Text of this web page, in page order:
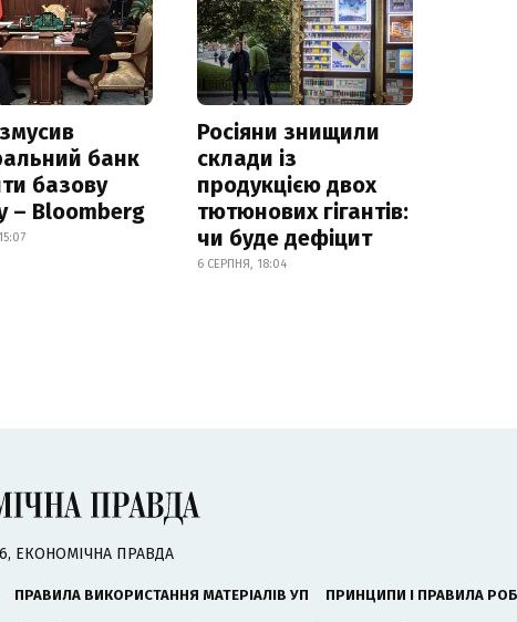
банк
базову
– Bloomberg
Росіяни знищили
склади із
продукцією двох
тютюнових гігантів:
чи буде дефіцит
6 СЕРПНЯ, 18:04
ЕКОНОМІЧНА ПРАВДА
ПРАВИЛА ВИКОРИСТАННЯ МАТЕРІАЛІВ УП ПРИНЦИПИ І ПРАВИЛА